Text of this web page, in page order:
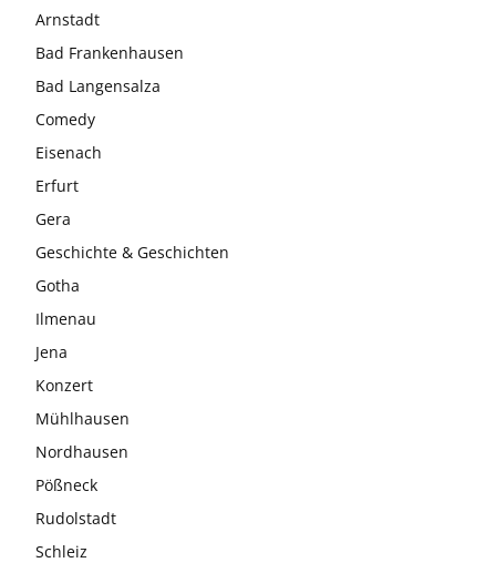
Arnstadt
Bad Frankenhausen
Bad Langensalza
Comedy
Eisenach
Erfurt
Gera
Geschichte & Geschichten
Gotha
Ilmenau
Jena
Konzert
Mühlhausen
Nordhausen
Pößneck
Rudolstadt
Schleiz